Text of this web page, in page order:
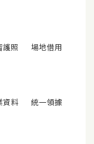
)
護照 (另開視窗)
場地借用
)
資料(另開視窗)
統一領據